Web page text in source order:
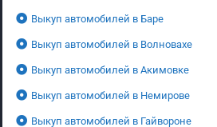
Выкуп автомобилей в Баре
Выкуп автомобилей в Волновахе
Выкуп автомобилей в Акимовке
Выкуп автомобилей в Немирове
Выкуп автомобилей в Гайвороне